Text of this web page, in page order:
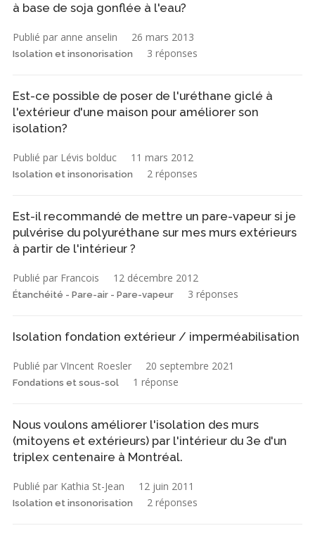
à base de soja gonflée à l'eau?
Publié par anne anselin 26 mars 2013
Isolation et insonorisation 3 réponses
Est-ce possible de poser de l'uréthane giclé à
l'extérieur d'une maison pour améliorer son
isolation?
Publié par Lévis bolduc 11 mars 2012
Isolation et insonorisation 2 réponses
Est-il recommandé de mettre un pare-vapeur si je
pulvérise du polyuréthane sur mes murs extérieurs
à partir de l'intérieur ?
Publié par Francois 12 décembre 2012
Étanchéité - Pare-air - Pare-vapeur 3 réponses
Isolation fondation extérieur / imperméabilisation
Publié par VIncent Roesler 20 septembre 2021
Fondations et sous-sol 1 réponse
Nous voulons améliorer l'isolation des murs
(mitoyens et extérieurs) par l'intérieur du 3e d'un
triplex centenaire à Montréal.
Publié par Kathia St-Jean 12 juin 2011
Isolation et insonorisation 2 réponses